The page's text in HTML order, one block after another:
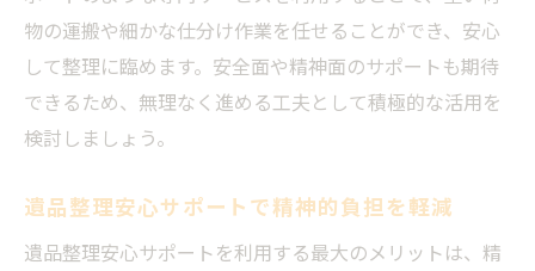
物の運搬や細かな仕分け作業を任せることができ、安心
して整理に臨めます。安全面や精神面のサポートも期待
できるため、無理なく進める工夫として積極的な活用を
検討しましょう。
遺品整理安心サポートで精神的負担を軽減
遺品整理安心サポートを利用する最大のメリットは、精